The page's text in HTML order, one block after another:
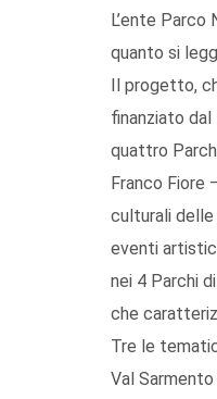
L’ente Parco
quanto si
Il progetto,
finanziato
quattro
Franco Fiore
culturali
eventi
nei 4 Parchi
che
Tre le
Val